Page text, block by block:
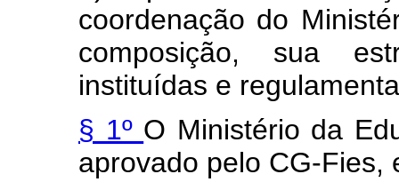
coordenação do
composição, sua
instituídas e
§ 1º O Ministério da
aprovado pelo CG-Fies,